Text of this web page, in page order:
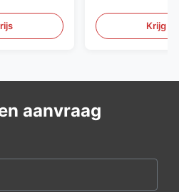
Watersensor/
Krijg
aanvraag